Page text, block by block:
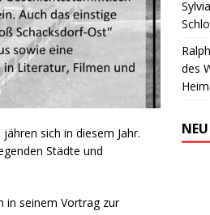
sich in diesem Jahr.
Städte und
in seinem Vortrag zur
Sylvia
des